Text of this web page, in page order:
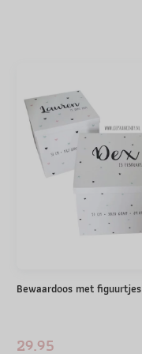
Bewaardoos met figuurtjes
29.95